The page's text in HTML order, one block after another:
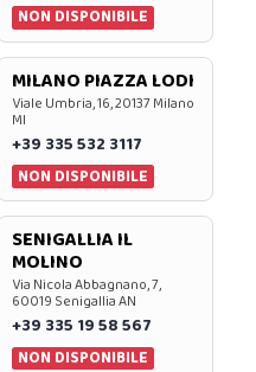
NON DISPONIBILE
MILANO PIAZZA LODI
Viale Umbria, 16, 20137 Milano
MI
+39 335 532 3117
NON DISPONIBILE
SENIGALLIA IL
MOLINO
Via Nicola Abbagnano, 7,
60019 Senigallia AN
+39 335 19 58 567
NON DISPONIBILE